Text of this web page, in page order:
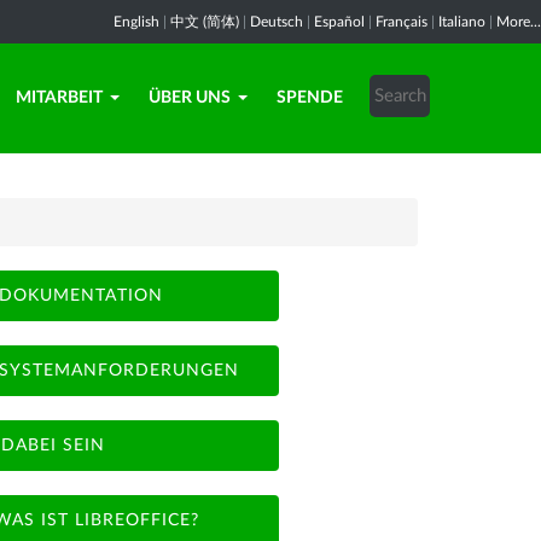
English 中文 (简体) Deutsch Español Français Italiano More...
MITARBEIT ÜBER UNS SPENDE
DOKUMENTATION
SYSTEMANFORDERUNGEN
DABEI SEIN
IST LIBREOFFICE?